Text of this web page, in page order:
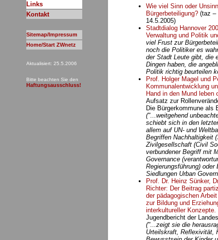
Links
Kontakt
Sitemap/Impressum
Home/Start ZWnetz
Aktualisiert: 25.5.2006
Bitte beachten Sie den
Haftungsausschluss!
Wie viel Sinn oder
Bürgerbeteiligung? (taz –
14.5.2005)
Stadtdialog Hannover
Verwaltung und Politik
viel Frust zur
noch die Politiker es
der Stadt Leute gibt, die
Dingen haben, die
Politik richtig beurteilen
Prof. Holger Magel und
Kommunalentwicklung
Hand in den Mund
Aufsatz zur
Die Bürgerkommune als
("...weitgehend
schiebt sich in den
allem auf UN- und
Begriffen Nachhaltigkeit
Zivilgesellschaft (Civil
verbundener Begriff mit
Governance
Regierungsführung)
Siedlungen Urban
Prof. Dr. Heinz Sünker,
Richter: Der Beitrag
der pädagogischen
zur Bildung und
interkultureller Konzepte.
Jugendbericht der
("...zeigt sie die
Urteilskraft, Reflexivität,